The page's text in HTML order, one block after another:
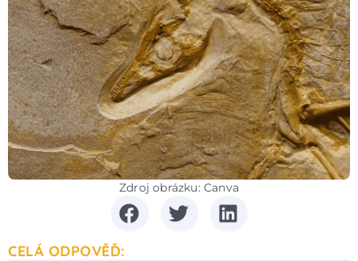
Zdroj obrázku: Canva
CELÁ ODPOVĚĎ: